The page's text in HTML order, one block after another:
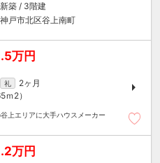
築 / 3階建
戸市北区谷上南町
万円
礼
2ヶ月
ｍ 2）
上エリアに大手ハウスメーカー
万円